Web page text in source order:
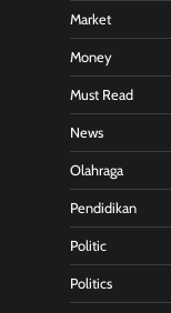
Market
Money
Must Read
News
Olahraga
Pendidikan
Politic
Politics